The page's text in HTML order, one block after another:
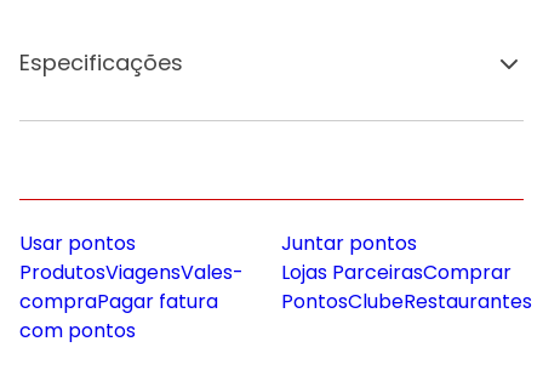
Especificações
Usar pontos
ProdutosViagensVales-
compraPagar fatura
com pontos
Juntar pontos
Lojas ParceirasComprar
PontosClubeRestaurantes